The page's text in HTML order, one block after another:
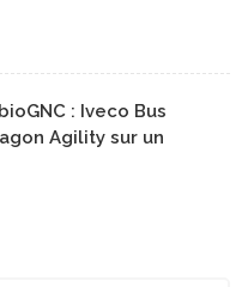
: Iveco Bus
Agility sur un